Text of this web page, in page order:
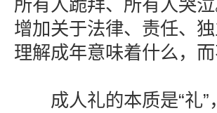
所有人跪拜、所有人哭
增加关于法律、责任、
理解成年意味着什么，
成人礼的本质是“礼”